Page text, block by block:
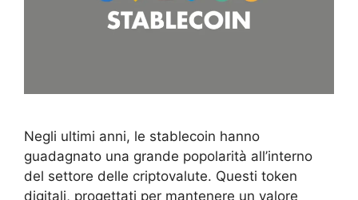
Negli ultimi anni, le stablecoin hanno
guadagnato una grande popolarità all’interno
del settore delle criptovalute. Questi token
digitali, progettati per mantenere un valore